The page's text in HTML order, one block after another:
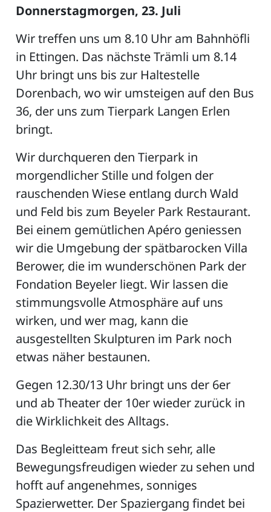
Donnerstagmorgen, 23. Juli
Wir treffen uns um 8.10 Uhr am Bahnhöfli
in Ettingen. Das nächste Trämli um 8.14
Uhr bringt uns bis zur Haltestelle
Dorenbach, wo wir umsteigen auf den Bus
36, der uns zum Tierpark Langen Erlen
bringt.
Wir durchqueren den Tierpark in
morgendlicher Stille und folgen der
rauschenden Wiese entlang durch Wald
und Feld bis zum Beyeler Park Restaurant.
Bei einem gemütlichen Apéro geniessen
wir die Umgebung der spätbarocken Villa
Berower, die im wunderschönen Park der
Fondation Beyeler liegt. Wir lassen die
stimmungsvolle Atmosphäre auf uns
wirken, und wer mag, kann die
ausgestellten Skulpturen im Park noch
etwas näher bestaunen.
Gegen 12.30/13 Uhr bringt uns der 6er
und ab Theater der 10er wieder zurück in
die Wirklichkeit des Alltags.
Das Begleitteam freut sich sehr, alle
Bewegungsfreudigen wieder zu sehen und
hofft auf angenehmes, sonniges
Spazierwetter. Der Spaziergang findet bei